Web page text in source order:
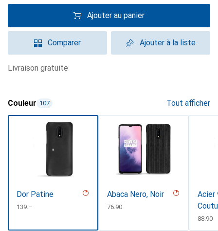
Ajouter au panier
Comparer Ajouter à la liste
livraison gratuite
Couleur 107 Tout afficher
Dor Patine
CHF
139.–
Abaca Nero, Noir
CHF
76.90
Acier
CHF
88.90